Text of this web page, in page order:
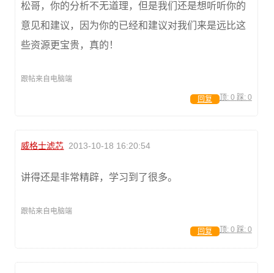
松哥，你的分析不无道理，但是我们还是想听听你的
意见和建议，因为你的已经和建议对我们来是远比这
些资源更宝贵，真的！
跟帖来自电脑端
顶: 0 踩: 0
回复
威格士滤芯 2013-10-18 16:20:54
讲得还是非常精辟，学习到了很多。
跟帖来自电脑端
顶: 0 踩: 0
回复